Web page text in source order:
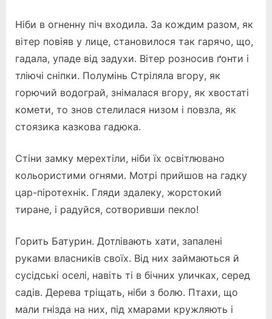
Ніби в огненну піч входила. За кождим разом, як
вітер повіяв у лице, становилося так гарячо, що,
гадала, упаде від задухи. Вітер розносив ґонти і
тліючі сніпки. Полумінь Стріляла вгору, як
горючий водограй, знімалася вгору, як хвостаті
комети, то знов стелилася низом і повзла, як
стоязика казкова гадюка.
Стіни замку мерехтіли, ніби їх освітлювано
кольористими огнями. Мотрі прийшов на гадку
цар-піротехнік. Гляди здалеку, жорстокий
тиране, і радуйся, сотворивши пекло!
Горить Батурин. Дотлівають хати, запалені
руками власників своїх. Від них займаються й
сусідські оселі, навіть ті в бічних уличках, серед
садів. Дерева тріщать, ніби з болю. Птахи, що
мали гнізда на них, під хмарами кружляють і